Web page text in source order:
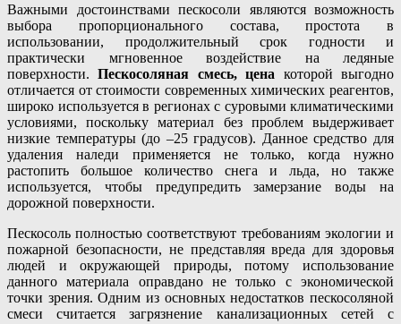
Важными достоинствами пескосоли являются возможность
выбора пропорционального состава, простота в
использовании, продолжительный срок годности и
практически мгновенное воздействие на ледяные
поверхности.Пескосоляная смесь, цена которой выгодно
отличается от стоимости современных химических реагентов,
широко используется в регионах с суровыми климатическими
условиями, поскольку материал без проблем выдерживает
низкие температуры (до –25 градусов). Данное средство для
удаления наледи применяется не только, когда нужно
растопить большое количество снега и льда, но также
используется, чтобы предупредить замерзание воды на
дорожной поверхности.
Пескосоль полностью соответствуют требованиям экологии и
пожарной безопасности, не представляя вреда для здоровья
людей и окружающей природы, потому использование
данного материала оправдано не только с экономической
точки зрения. Одним из основных недостатков пескосоляной
смеси считается загрязнение канализационных сетей с